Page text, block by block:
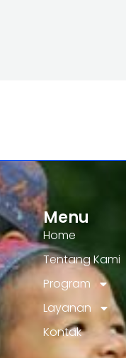
Menu
Home
Tentang Kami
Program
Layanan
Kontak